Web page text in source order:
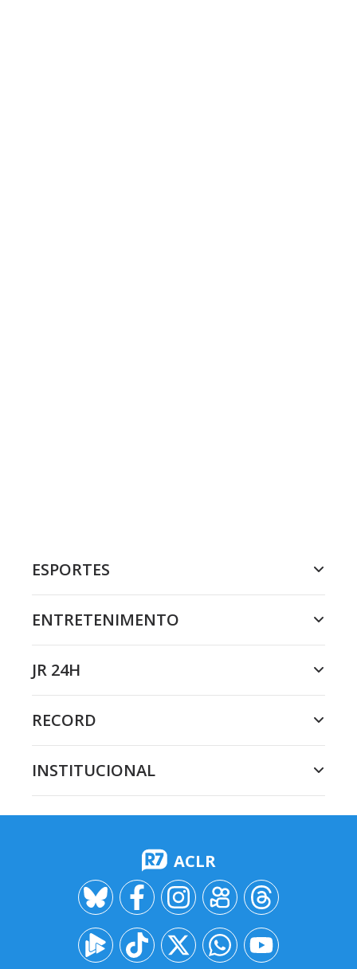
ESPORTES
ENTRETENIMENTO
JR 24H
RECORD
INSTITUCIONAL
ACLR